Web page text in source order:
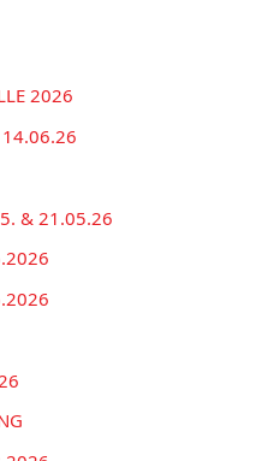
2026
14.06.26
& 21.05.26